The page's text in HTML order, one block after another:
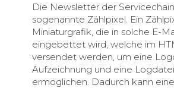
Die Newsletter der
sogenannte Zählpixel. Ein
Miniaturgrafik, die in solche E-
eingebettet wird, welche im
versendet werden, um eine
Aufzeichnung und eine
ermöglichen. Dadurch kann